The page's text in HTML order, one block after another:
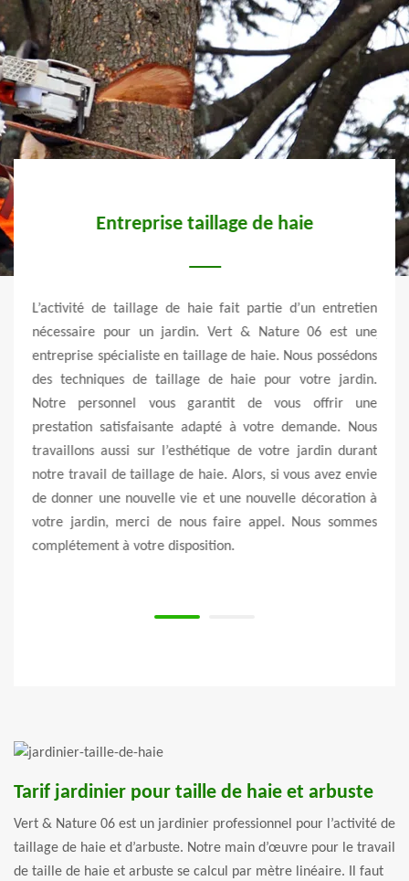
Entreprise taillage de haie
L’activité de taillage de haie fait partie d’un entretien
nécessaire pour un jardin. Vert & Nature 06 est une
entreprise spécialiste en taillage de haie. Nous possédons
des techniques de taillage de haie pour votre jardin.
Notre personnel vous garantit de vous offrir une
prestation satisfaisante adapté à votre demande. Nous
travaillons aussi sur l’esthétique de votre jardin durant
notre travail de taillage de haie. Alors, si vous avez envie
de donner une nouvelle vie et une nouvelle décoration à
votre jardin, merci de nous faire appel. Nous sommes
complétement à votre disposition.
Tarif jardinier pour taille de haie et arbuste
Vert & Nature 06 est un jardinier professionnel pour l’activité de
taillage de haie et d’arbuste. Notre main d’œuvre pour le travail
de taille de haie et arbuste se calcul par mètre linéaire. Il faut